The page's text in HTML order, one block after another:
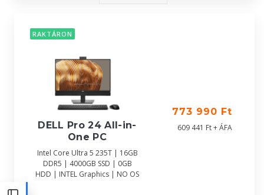
RAKTÁRON
DELL Pro 24 All-in-
One PC
Intel Core Ultra 5 235T | 16GB
DDR5 | 4000GB SSD | 0GB
HDD | INTEL Graphics | NO OS
773 990 Ft
609 441 Ft + ÁFA